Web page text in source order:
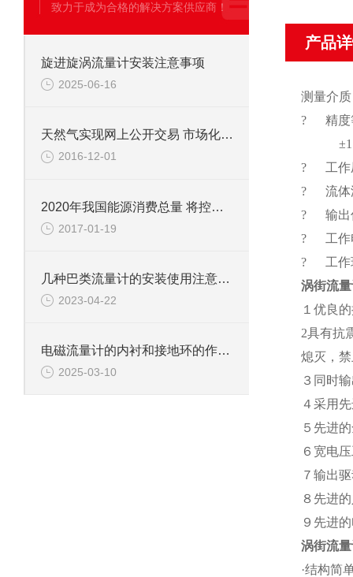
致力于成为合格的解决方案供应商！
旋进旋涡流量计安装注意事项
2025-06-16
天然气实现网上公开交易 市场化改革再下一城
2016-12-01
2020年我国能源消费总量 将控制在50亿吨标准煤以内
2017-01-19
几种巴类流量计的安装使用注意事项
2023-04-22
电磁流量计的内衬和接地环的作用是什么？
2025-03-10
产品
测量介
? 精度
±1.5%
? 工作
? 流体
? 输出
? 工作
? 工作
涡街流
１优良
2具有抗
熄灭，
３同时
４采用
５先进
６宽电
７输出
８先进
９先进
涡街流
·结构简